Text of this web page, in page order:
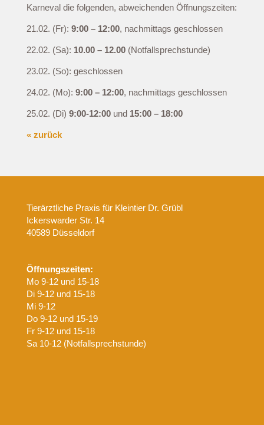
Karneval die folgenden, abweichenden Öffnungszeiten:
21.02. (Fr): 9:00 – 12:00, nachmittags geschlossen
22.02. (Sa): 10.00 – 12.00(Notfallsprechstunde)
23.02. (So): geschlossen
24.02. (Mo): 9:00 – 12:00, nachmittags geschlossen
25.02. (Di) 9:00-12:00und 15:00 – 18:00
« zurück
Tierärztliche Praxis für Kleintier Dr. Grübl
Ickerswarder Str. 14
40589 Düsseldorf
Öffnungszeiten:
Mo 9-12 und 15-18
Di 9-12 und 15-18
Mi 9-12
Do 9-12 und 15-19
Fr 9-12 und 15-18
Sa 10-12 (Notfallsprechstunde)